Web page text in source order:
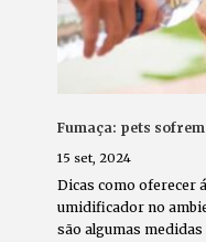
Fumaça: pets
15 set, 2024
Dicas como oferecer
umidificador no
são algumas